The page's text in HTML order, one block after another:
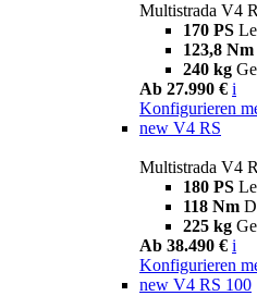
Multistrada V4
170 PS
123,8 Nm
240 kg
Ab 27.990 € i
Konfigurieren
new V4 RS
Multistrada V4
180 PS
118 Nm
225 kg
Ab 38.490 € i
Konfigurieren
new V4 RS 100